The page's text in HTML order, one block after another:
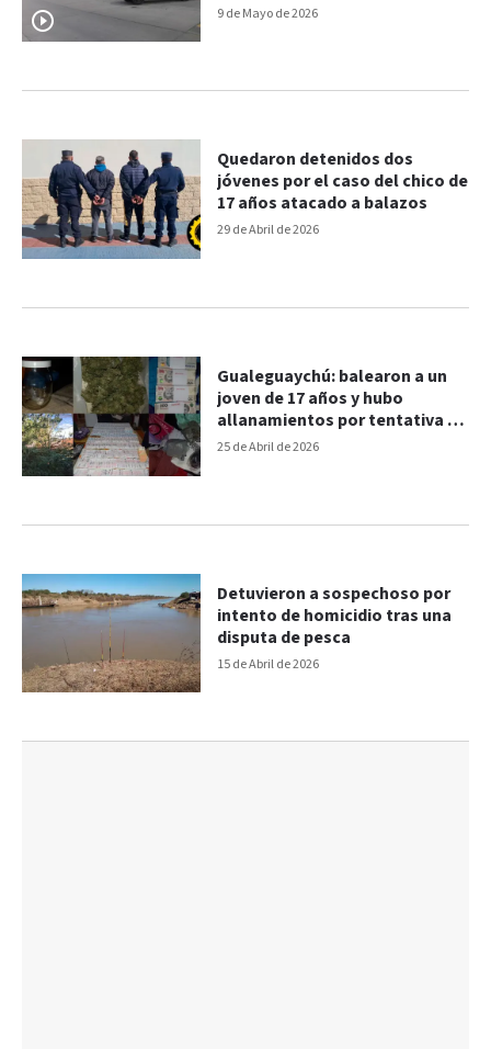
9 de Mayo de 2026
29 de Abril de 2026
Quedaron detenidos dos
jóvenes por el caso del chico de
17 años atacado a balazos
25 de Abril de 2026
Gualeguaychú: balearon a un
joven de 17 años y hubo
allanamientos por tentativa de
homicidio
15 de Abril de 2026
Detuvieron a sospechoso por
intento de homicidio tras una
disputa de pesca